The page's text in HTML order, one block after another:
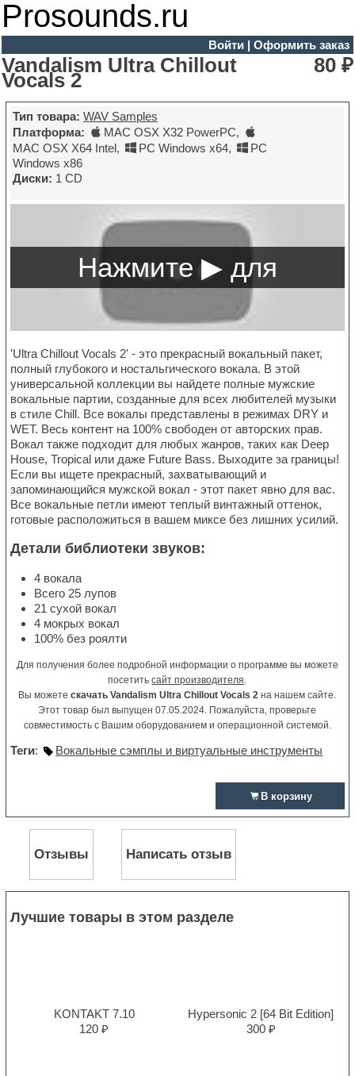
Prosounds.ru
Войти| Оформить заказ
Vandalism Ultra Chillout
Vocals 2
80 ₽
Тип товара: WAV Samples
Платформа:
MAC OSX X32 PowerPC,
MAC OSX X64 Intel, PC Windows x64,
PC
Windows x86
Диски: 1 CD
'Ultra Chillout Vocals 2' - это прекрасный вокальный пакет,
полный глубокого и ностальгического вокала. В этой
универсальной коллекции вы найдете полные мужские
вокальные партии, созданные для всех любителей музыки
в стиле Chill. Все вокалы представлены в режимах DRY и
WET. Весь контент на 100% свободен от авторских прав.
Вокал также подходит для любых жанров, таких как Deep
House, Tropical или даже Future Bass. Выходите за границы!
Если вы ищете прекрасный, захватывающий и
запоминающийся мужской вокал - этот пакет явно для вас.
Все вокальные петли имеют теплый винтажный оттенок,
готовые расположиться в вашем миксе без лишних усилий.
Детали библиотеки звуков:
4 вокала
Всего 25 лупов
21 сухой вокал
4 мокрых вокал
100% без роялти
Для получения более подробной информации о программе вы можете
посетитьсайт производителя.
Вы можетескачать Vandalism Ultra Chillout Vocals 2 на нашем сайте.
Этот товар был выпущен 07.05.2024. Пожалуйста, проверьте
совместимость с Вашим оборудованием и операционной системой.
Теги: Вокальные сэмплы и виртуальные инструменты
В корзину
Отзывы Написать отзыв
Лучшие товары в этом разделе
KONTAKT 7.10
120 ₽
Hypersonic 2 [64 Bit Edition]
300 ₽